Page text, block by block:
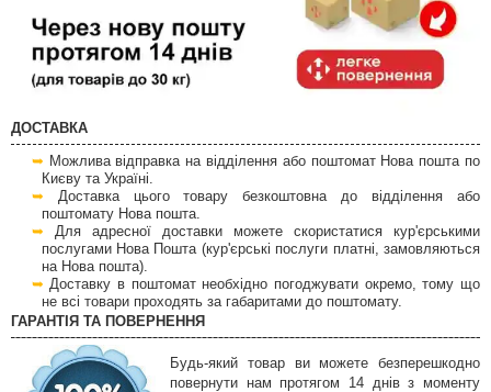
ДОСТАВКА
Можлива відправка на відділення або поштомат Нова пошта по
Києву та Україні.
Доставка цього товару безкоштовна до відділення або
поштомату Нова пошта.
Для адресної доставки можете скористатися кур'єрськими
послугами Нова Пошта (кур'єрські послуги платні, замовляються
на Нова пошта).
Доставку в поштомат необхідно погоджувати окремо, тому що
не всі товари проходять за габаритами до поштомату.
ГАРАНТІЯ ТА ПОВЕРНЕННЯ
Будь-який товар ви можете безперешкодно
повернути нам протягом 14 днів з моменту